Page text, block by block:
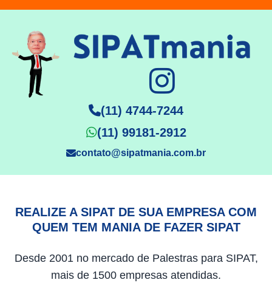
(11) 4744-7244
(11) 99181-2912
contato@sipatmania.com.br
REALIZE A SIPAT DE SUA EMPRESA COM
QUEM TEM MANIA DE FAZER SIPAT
Desde 2001 no mercado de Palestras para SIPAT,
mais de 1500 empresas atendidas.